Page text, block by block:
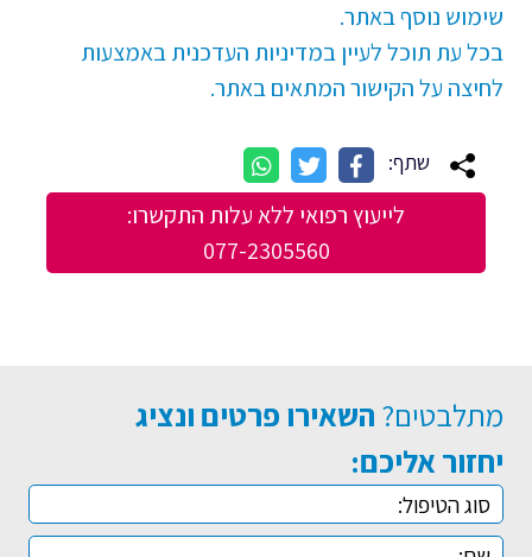
שימוש נוסף באתר.
בכל עת תוכל לעיין במדיניות העדכנית באמצעות
לחיצה על הקישור המתאים באתר.
שתף:
לייעוץ רפואי ללא עלות התקשרו:
077-2305560
מתלבטים? השאירו פרטים ונציג
יחזור אליכם: